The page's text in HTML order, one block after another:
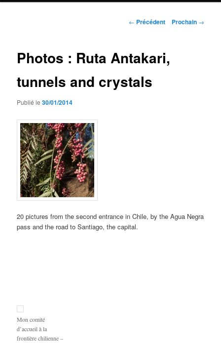
Navigation
← Précédent Prochain →
Photos : Ruta Antakari,
tunnels and crystals
Publié le30/01/2014
20 pictures from the second entrance in Chile, by the Agua Negra
pass and the road to Santiago, the capital.
Mon comité
d’accueil à la
frontière chilienne –